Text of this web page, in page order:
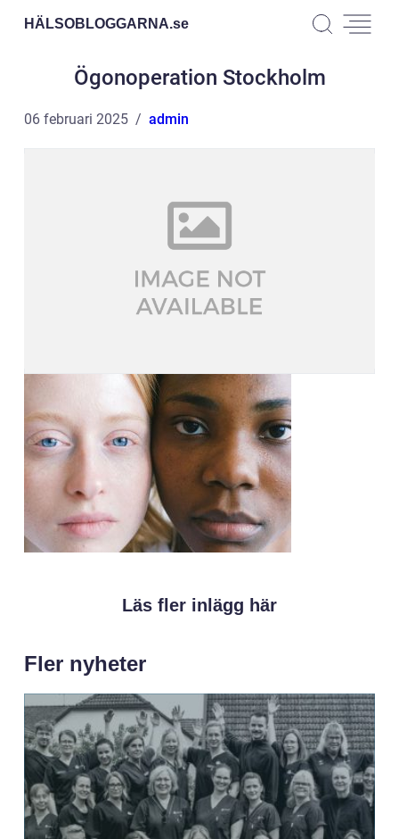
HÄLSOBLOGGARNA.se
Ögonoperation Stockholm
06 februari 2025 admin
Läs fler inlägg här
Fler nyheter